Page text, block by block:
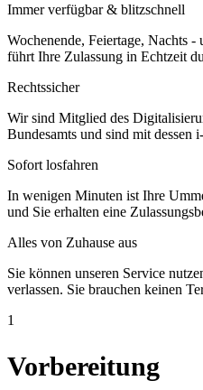
Immer verfügbar & blitzschnell
Wochenende, Feiertage, Nachts
führt Ihre Zulassung in Echtzeit
Rechtssicher
Wir sind Mitglied des
Bundesamts und sind mit dessen
Sofort losfahren
In wenigen Minuten ist Ihre
und Sie erhalten eine
Alles von Zuhause aus
Sie können unseren Service
verlassen. Sie brauchen keinen
1
Vorbereitung